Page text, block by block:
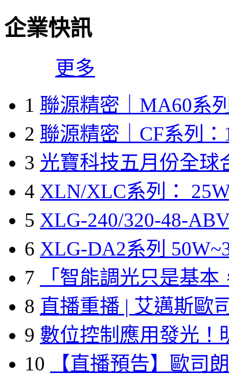
企業快訊
更多
1 聯源精密｜MA60系
2 聯源精密｜CF系列：
3 光寶科技五月份全球
4 XLN/XLC系列：
5 XLG-240/320-48-
6 XLG-DA2系列
7
「智能調光只是基本
8 直播重播 | 艾邁斯歐
9 數位控制應用發光！
10
【直播預告】歐司